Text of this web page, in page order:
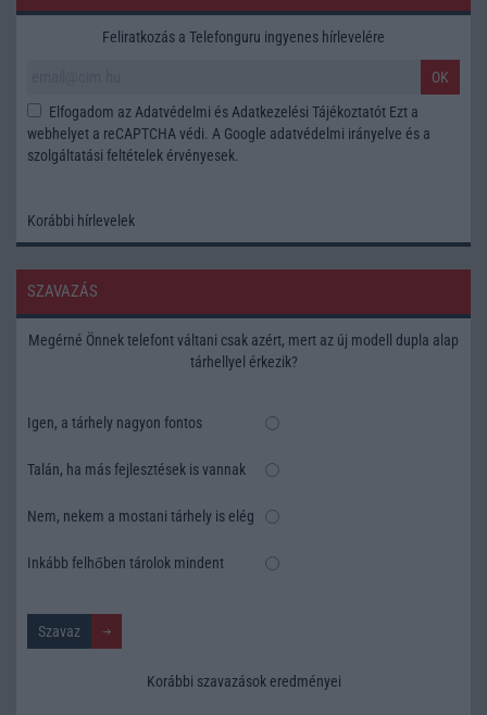
Feliratkozás a Telefonguru ingyenes hírlevelére
OK
Elfogadom az Adatvédelmi és Adatkezelési Tájékoztatót Ezt a
webhelyet a reCAPTCHA védi. A Google adatvédelmi irányelve és a
szolgáltatási feltételek érvényesek.
Korábbi hírlevelek
SZAVAZÁS
Megérné Önnek telefont váltani csak azért, mert az új modell dupla alap
tárhellyel érkezik?
Igen, a tárhely nagyon fontos
Talán, ha más fejlesztések is vannak
Nem, nekem a mostani tárhely is elég
Inkább felhőben tárolok mindent
Korábbi szavazások eredményei